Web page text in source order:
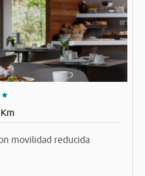
movilidad reducida